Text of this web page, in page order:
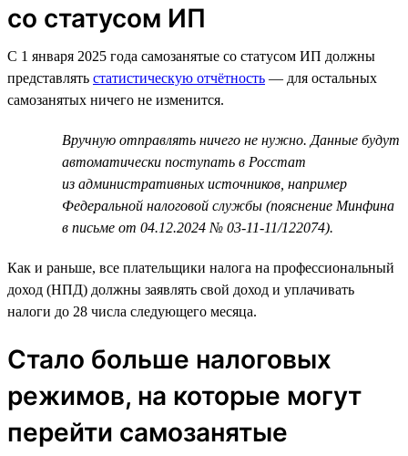
со статусом ИП
С 1 января 2025 года самозанятые со статусом ИП должны
представлять статистическую отчётность — для остальных
самозанятых ничего не изменится.
Вручную отправлять ничего не нужно. Данные будут
автоматически поступать в Росстат
из административных источников, например
Федеральной налоговой службы (пояснение Минфина
в письме от 04.12.2024 № 03-11-11/122074).
Как и раньше, все плательщики налога на профессиональный
доход (НПД) должны заявлять свой доход и уплачивать
налоги до 28 числа следующего месяца.
Стало больше налоговых
режимов, на которые могут
перейти самозанятые